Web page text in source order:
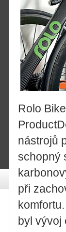
Rolo
nástrojů
schopný
při
byl vývoj